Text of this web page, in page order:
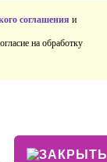
соглашения и
на обработку